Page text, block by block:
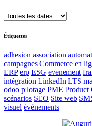
Étiquettes
adhesion association
campagnes Commerce en
ERP erp ESG evenement
intégration LinkedIn LTS
odoo pilotage PME Product
scénarios SEO Site web
visuel événements